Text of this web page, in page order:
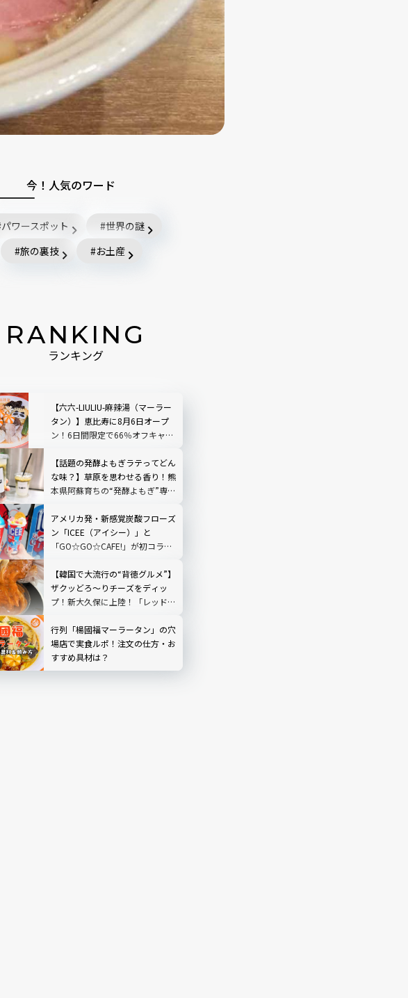
今！人気のワード
パワースポット
世界の謎
旅の裏技
お土産
RANKING
ランキング
【六六-LIULIU-麻辣湯（マーラー
タン）】恵比寿に8月6日オープ
ン！6日間限定で66％オフキャン
【話題の発酵よもぎラテってどん
な味？】草原を思わせる香り！熊
本県阿蘇育ちの“発酵よもぎ”専門
STAND」渋谷にオープン！人気
TOP3も
アメリカ発・新感覚炭酸フローズ
ン「ICEE（アイシー）」と
「GO☆GO☆CAFE!」が初コラ
ンクをチェック
【韓国で大流行の“背徳グルメ”】
ザクッどろ～りチーズをディッ
プ！新大久保に上陸！「レッドチ
行列「楊國福マーラータン」の穴
場店で実食ルポ！注文の仕方・お
すすめ具材は？